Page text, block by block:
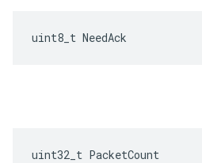
uint8_t NeedAck
uint32_t PacketCount